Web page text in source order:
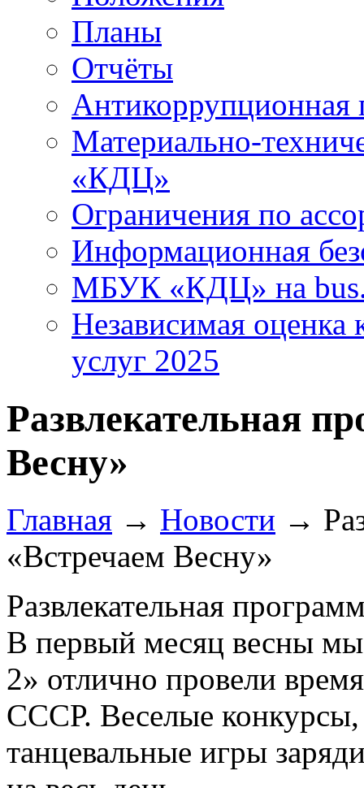
Планы
Отчёты
Антикоррупционная
Материально-
«КДЦ»
Ограничения по
Информационная
МБУК «КДЦ» на
Независимая оценка
услуг 2025
Развлекательная
Весну»
Главная → Новости →
«Встречаем Весну»
Развлекательная
В первый месяц весны
2» отлично провели
СССР. Веселые конкурсы,
танцевальные игры